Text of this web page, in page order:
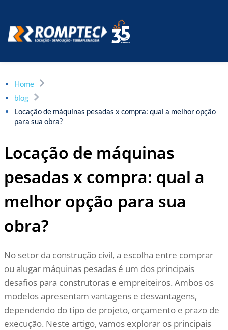
Home
blog
Locação de máquinas pesadas x compra: qual a melhor opção
para sua obra?
Locação de máquinas
pesadas x compra: qual a
melhor opção para sua
obra?
No setor da construção civil, a escolha entre comprar
ou alugar máquinas pesadas é um dos principais
desafios para construtoras e empreiteiros. Ambos os
modelos apresentam vantagens e desvantagens,
dependendo do tipo de projeto, orçamento e prazo de
execução. Neste artigo, vamos explorar os principais